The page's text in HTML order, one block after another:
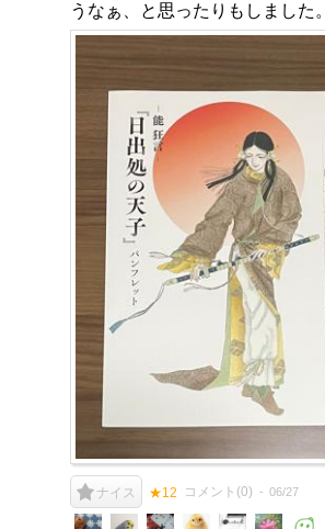
うなぁ、と思ったりもしました。
ナイス ★12 コメント(0) 06/27